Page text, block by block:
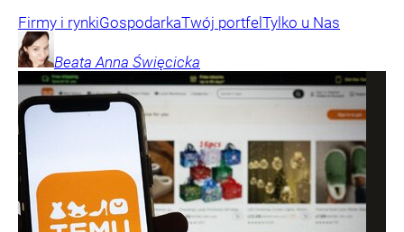
Firmy i rynkiGospodarkaTwój portfel Tylko u Nas
Beata Anna Święcicka